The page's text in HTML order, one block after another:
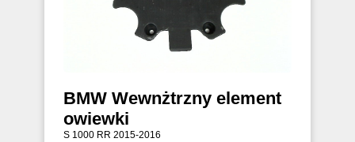
BMW Wewnżtrzny element
owiewki
S 1000 RR 2015-2016